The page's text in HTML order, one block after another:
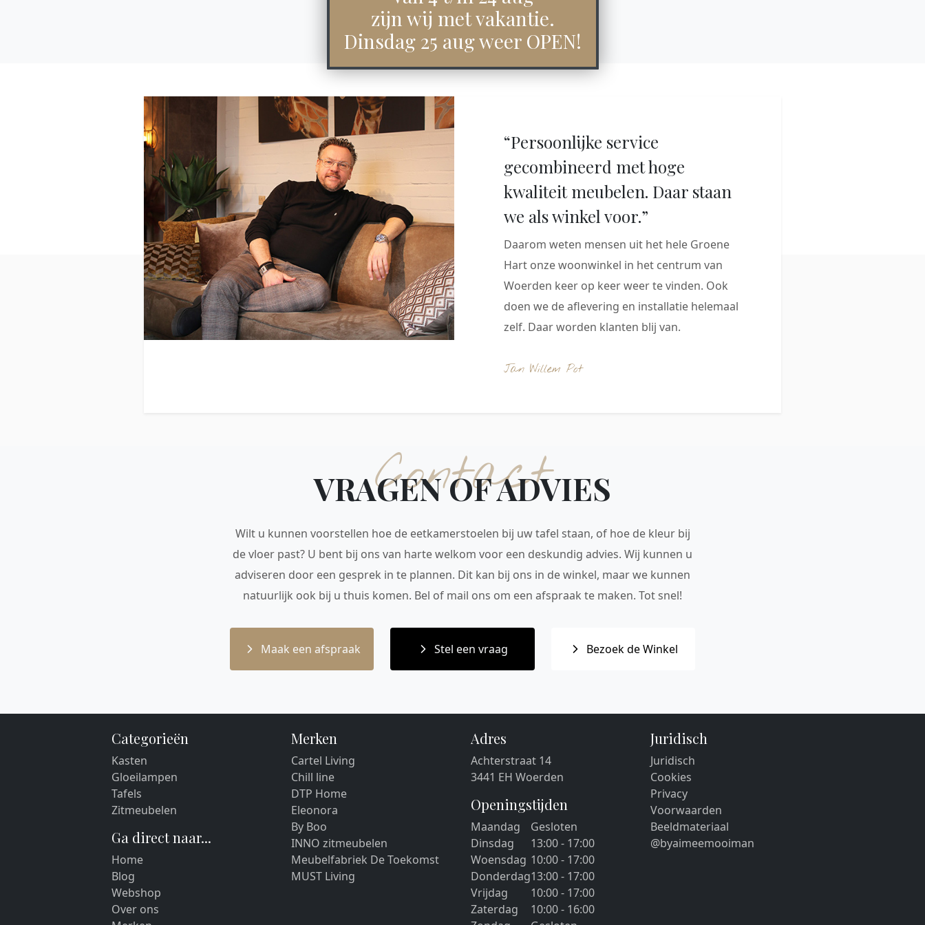
“Persoonlijke service
gecombineerd met hoge
kwaliteit meubelen. Daar staan
we als winkel voor.”
Daarom weten mensen uit het hele Groene
Hart onze woonwinkel in het centrum van
Woerden keer op keer weer te vinden. Ook
doen we de aflevering en installatie helemaal
zelf. Daar worden klanten blij van.
Jan Willem Pot
Contact
VRAGEN OF ADVIES
Wilt u kunnen voorstellen hoe de eetkamerstoelen bij uw tafel staan, of hoe de kleur bij
de vloer past? U bent bij ons van harte welkom voor een deskundig advies. Wij kunnen u
adviseren door een gesprek in te plannen. Dit kan bij ons in de winkel, maar we kunnen
natuurlijk ook bij u thuis komen. Bel of mail ons om een afspraak te maken. Tot snel!
Maak een afspraak Stel een vraag Bezoek de Winkel
Categorieën
Kasten
Gloeilampen
Tafels
Zitmeubelen
Ga direct naar...
Home
Blog
Webshop
Over ons
Merken
Cartel Living
Chill line
DTP Home
Eleonora
By Boo
INNO zitmeubelen
Meubelfabriek De Toekomst
MUST Living
Adres
Achterstraat 14
3441 EH Woerden
Openingstijden
Maandag
Gesloten
Dinsdag
13:00 - 17:00
Woensdag 10:00 - 17:00
Donderdag13:00 - 17:00
Vrijdag
10:00 - 17:00
Zaterdag
10:00 - 16:00
Juridisch
Juridisch
Cookies
Privacy
Voorwaarden
Beeldmateriaal
@byaimeemooiman
zijn wij met vakantie.
Dinsdag 25 aug weer OPEN!